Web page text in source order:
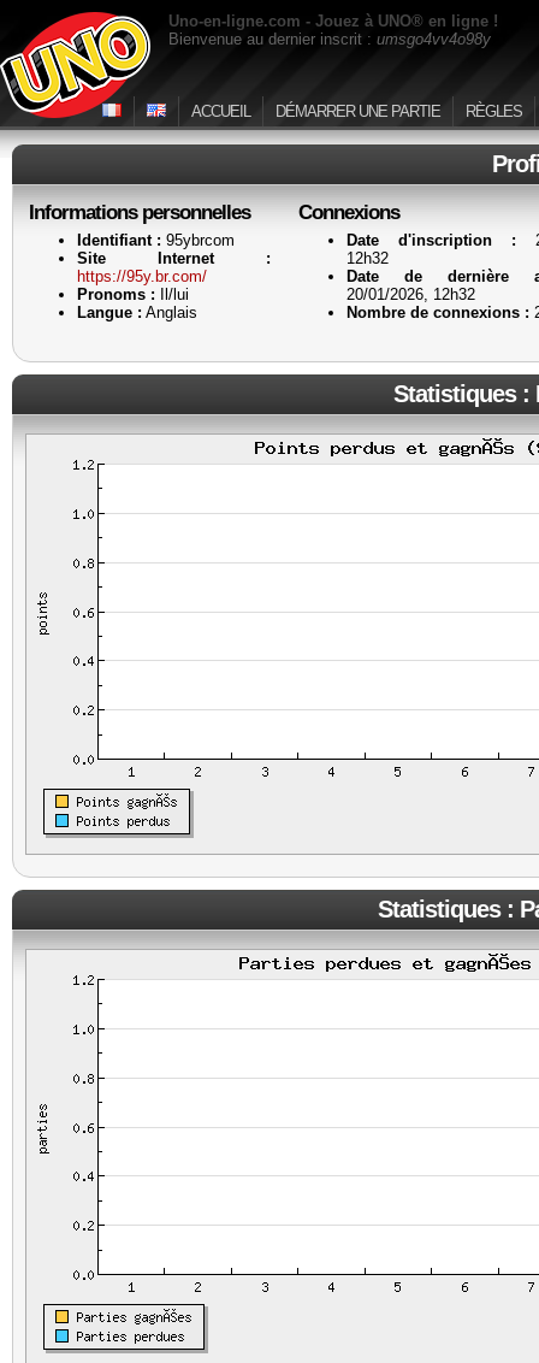
Uno-en-ligne.com - Jouez à UNO® en ligne !
Bienvenue au dernier inscrit : umsgo4vv4o98y
ACCUEIL DÉMARRER UNE PARTIE RÈGLES
Informations personnelles
Identifiant : 95ybrcom
Site Internet :
https://95y.br.com/
Pronoms : Il/lui
Langue : Anglais
Connexions
Date d'inscription :
12h32
Date de dernière
20/01/2026, 12h32
Nombre de connexions :
Statistiques :
Statistiques :